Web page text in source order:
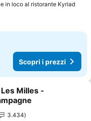
in loco al ristorante Kyriad
Scopri i prezzi
ai preferiti
Milles -
3.434